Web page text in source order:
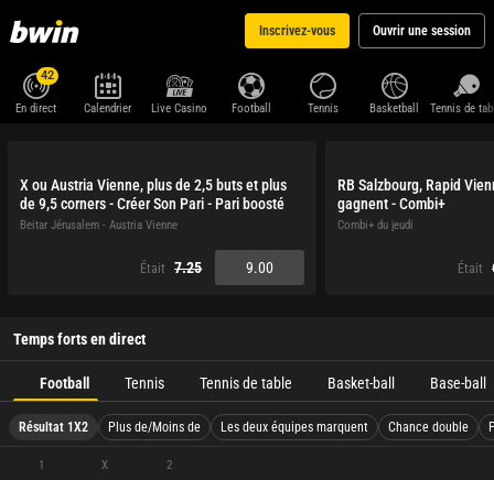
Inscrivez-vous Ouvrir une session
42
En direct Calendrier Live Casino Football Tennis Basketball Tennis de
X ou Austria Vienne, plus de 2,5 buts et plus
de 9,5 corners - Créer Son Pari - Pari boosté
Beitar Jérusalem - Austria Vienne
Était 7.25 9.00
RB Salzbourg, Rapid
gagnent - Combi+
Combi+ du jeudi
Était
Temps forts en direct
Football Tennis Tennis de table Basket-ball Base-ball
Résultat 1X2 Plus de/Moins de Les deux équipes marquent Chance double
1 X 2